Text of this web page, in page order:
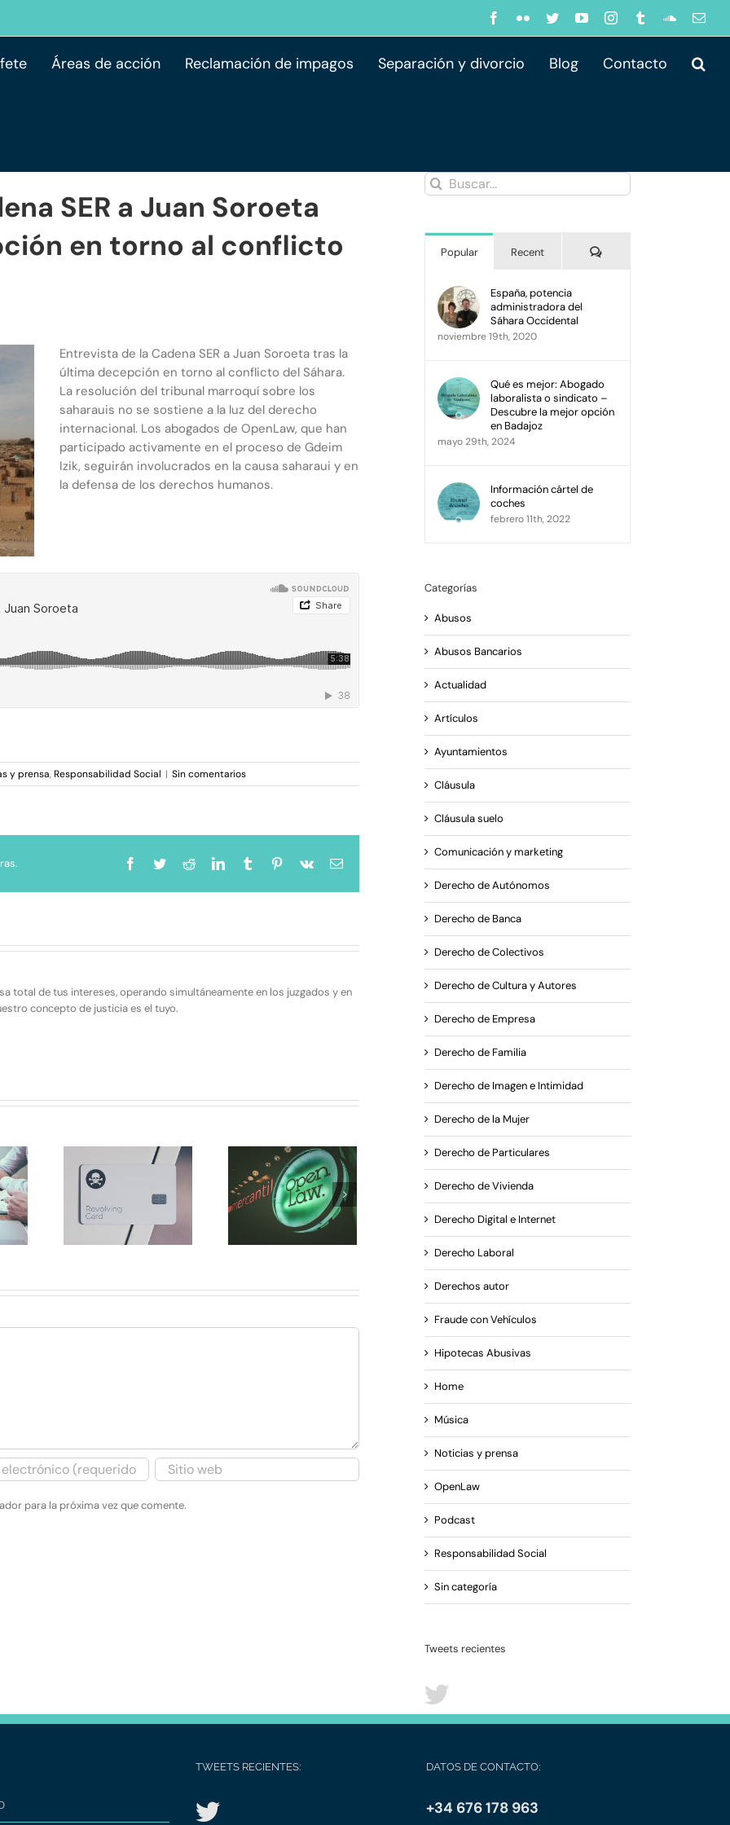
Facebook
FlickrTwitterYouTubeInstagram
Tumblr
Áreas de acción Reclamación de impagos​ Separación y divorcio Blog Contacto
SER a Juan Soroeta
en torno al conflicto
Entrevista de la Cadena SER a Juan Soroeta tras la
última decepción en torno al conflicto del Sáhara.
La resolución del tribunal marroquí sobre los
saharauis no se sostiene a la luz del derecho
internacional. Los abogados de OpenLaw, que han
participado activamente en el proceso de Gdeim
Izik, seguirán involucrados en la causa saharaui y en
la defensa de los derechos humanos.
y prensa,Responsabilidad Social | Sin comentarios
Facebook
TwitterRedditLinkedInTumblr Pinterest
Vk
Correo
total de tus intereses, operando simultáneamente en los juzgados y en
concepto de justicia es el tuyo.
que tu
te
tripas
Carta a todos
nuestros clientes y
amigos
Candelaria Carrera
aporta su visión
sobre la crisis del
cava en
Extremadura
para la próxima vez que comente.
Buscar:
Popular Recent Comments
España, potencia
administradora del
Sáhara Occidental
noviembre 19th, 2020
Qué es mejor: Abogado
laboralista o sindicato –
Descubre la mejor opción
en Badajoz
mayo 29th, 2024
Información cártel de
coches
febrero 11th, 2022
Categorías
Abusos
Abusos Bancarios
Actualidad
Artículos
Ayuntamientos
Cláusula
Cláusula suelo
Comunicación y marketing
Derecho de Autónomos
Derecho de Banca
Derecho de Colectivos
Derecho de Cultura y Autores
Derecho de Empresa
Derecho de Familia
Derecho de Imagen e Intimidad
Derecho de la Mujer
Derecho de Particulares
Derecho de Vivienda
Derecho Digital e Internet
Derecho Laboral
Derechos autor
Fraude con Vehículos
Hipotecas Abusivas
Home
Música
Noticias y prensa
OpenLaw
Podcast
Responsabilidad Social
Sin categoría
Tweets recientes
TWEETS RECIENTES: DATOS DE CONTACTO:
+34 676 178 963